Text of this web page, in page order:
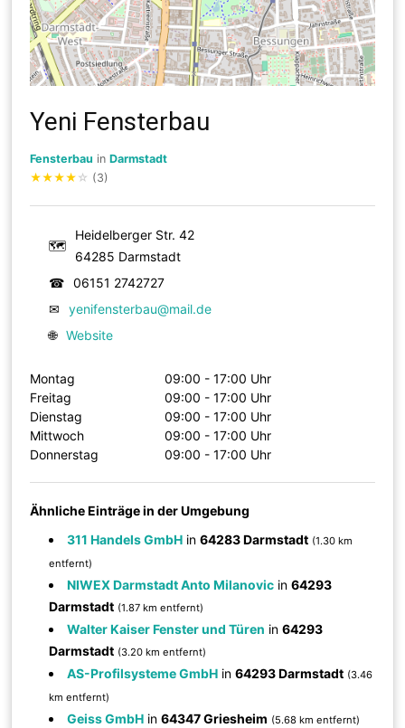
Yeni Fensterbau
Fensterbau inDarmstadt
★★★★ ☆ (3)
🗺
Heidelberger Str. 42
64285 Darmstadt
☎
06151 2742727
✉
yenifensterbau@mail.de
🌐 Website
Montag
09:00 - 17:00 Uhr
Freitag
09:00 - 17:00 Uhr
Dienstag
09:00 - 17:00 Uhr
Mittwoch
09:00 - 17:00 Uhr
Donnerstag
09:00 - 17:00 Uhr
Ähnliche Einträge in der Umgebung
311 Handels GmbH in64283 Darmstadt (1.30 km
entfernt)
NIWEX Darmstadt Anto Milanovic in64293
Darmstadt (1.87 km entfernt)
Walter Kaiser Fenster und Türen in64293
Darmstadt (3.20 km entfernt)
AS-Profilsysteme GmbH in64293 Darmstadt (3.46
km entfernt)
Geiss GmbH in64347 Griesheim (5.68 km entfernt)